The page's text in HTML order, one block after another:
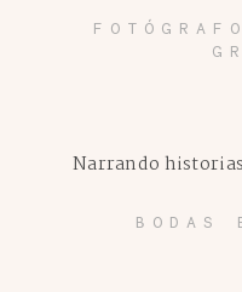
BODAS
Narrando